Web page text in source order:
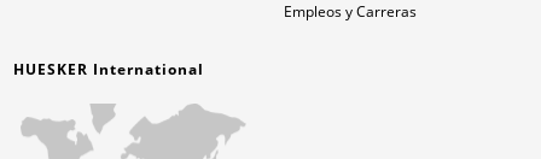
HUESKER International
Empleos y Carreras